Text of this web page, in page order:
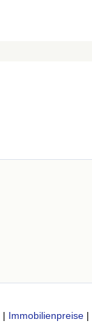
| Immobilienpreise |